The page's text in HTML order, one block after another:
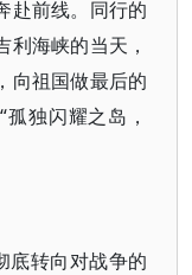
赴前线。同行的
海峡的当天，
向祖国做最后的
独闪耀之岛，
底转向对战争的